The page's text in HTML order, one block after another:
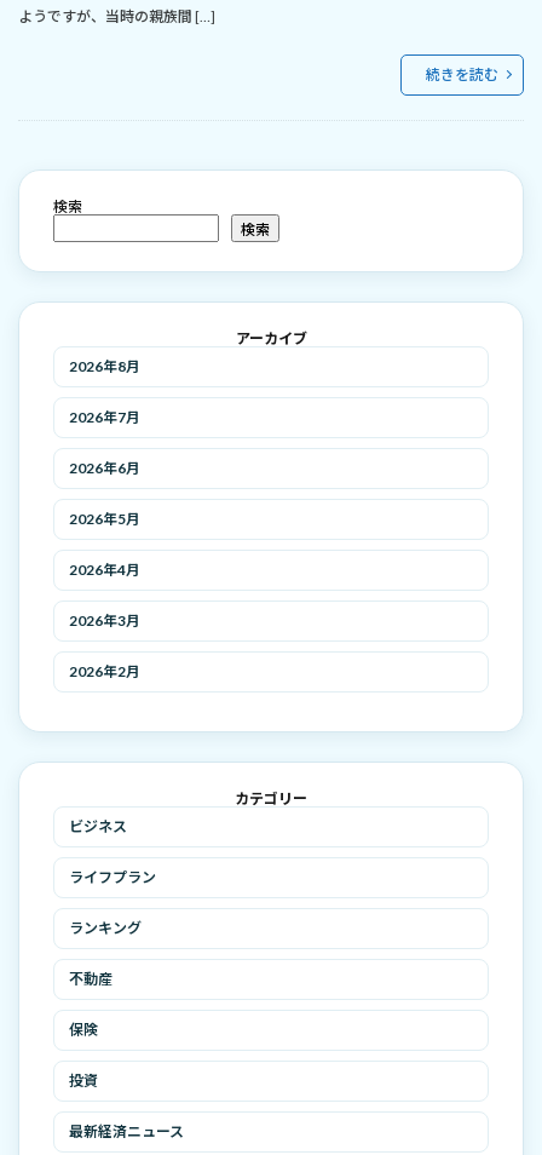
ようですが、当時の親族間 […]
続きを読む
検索
検索
アーカイブ
2026年8月
2026年7月
2026年6月
2026年5月
2026年4月
2026年3月
2026年2月
カテゴリー
ビジネス
ライフプラン
ランキング
不動産
保険
投資
最新経済ニュース